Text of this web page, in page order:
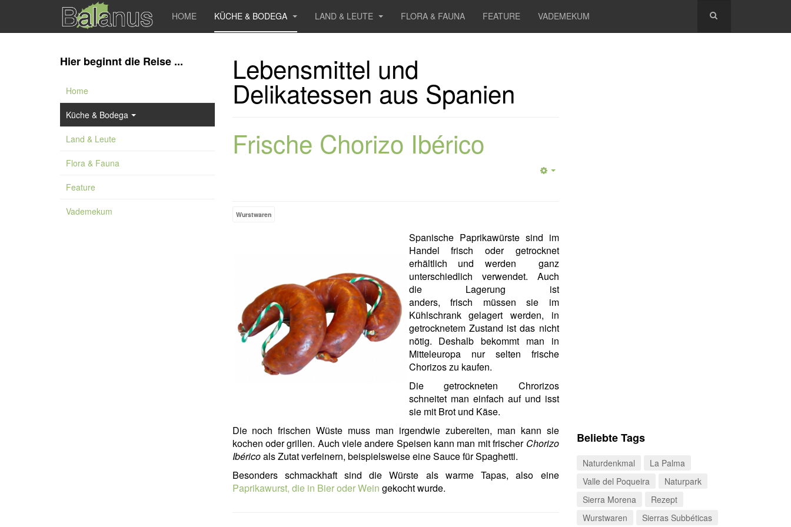
HOME KÜCHE & BODEGA LAND & LEUTE FLORA & FAUNA FEATURE VADEMEKUM
Lebensmittel und
Delikatessen aus Spanien
Frische Chorizo Ibérico
Wurstwaren
Spanische Paprikawürste sind im
Handel frisch oder getrocknet
erhältlich und werden ganz
unterschiedlich verwendet. Auch
die Lagerung ist
anders, frisch müssen sie im
Kühlschrank gelagert werden, in
getrocknetem Zustand ist das nicht
nötig. Deshalb bekommt man in
Mitteleuropa nur selten frische
Chorizos zu kaufen.
Die getrockneten Chrorizos
schneitet man einfach auf und isst
sie mit Brot und Käse.
Die noch frischen Wüste muss man irgendwie zubereiten, man kann sie
kochen oder grillen. Auch viele andere Speisen kann man mit frischer Chorizo
Ibéricoals Zutat verfeinern, beispielsweise eine Sauce für Spaghetti.
Besonders schmackhaft sind die Würste als warme Tapas, also eine
Paprikawurst, die in Bier oder Wein gekocht wurde.
Hier beginnt die Reise ...
Home
Küche & Bodega
Land & Leute
Flora & Fauna
Feature
Vademekum
Beliebte Tags
Naturdenkmal
La Palma
Valle del Poqueira
Naturpark
Sierra Morena
Rezept
Wurstwaren
Sierras Subbéticas